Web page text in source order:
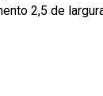
2,5 de